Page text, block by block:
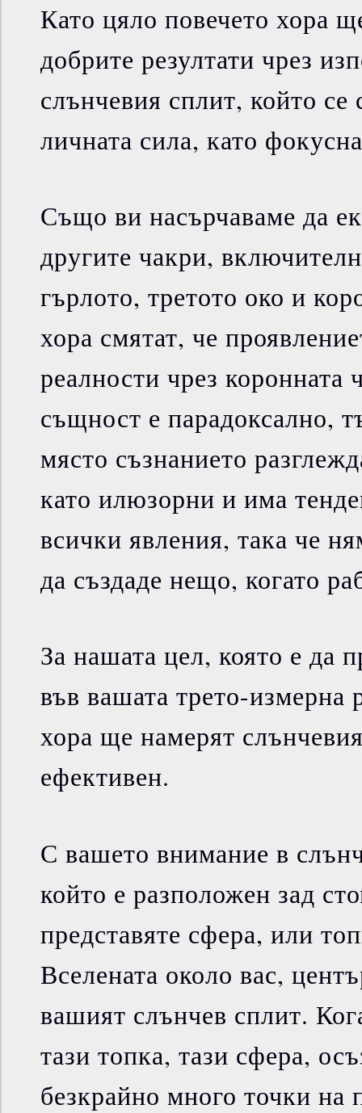
Като цяло повечето хора
добрите резултати чрез
слънчевия сплит, който се
личната сила, като
Също ви насърчаваме да
другите чакри,
гърлото, третото око и
хора смятат, че
реалности чрез коронната
същност е парадоксално,
място съзнанието
като илюзорни и има
всички явления, така че
да създаде нещо, когато
За нашата цел, която е да
във вашата трето-измерна
хора ще намерят
ефективен.
С вашето внимание в
който е разположен зад
представяте сфера, или
Вселената около вас,
вашият слънчев сплит.
тази топка, тази сфера,
безкрайно много точки на